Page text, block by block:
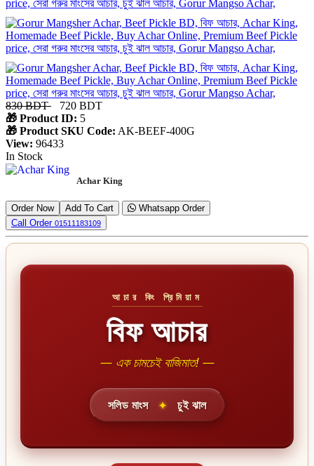
830 BDT
720 BDT
🎁 Product ID: 5
🎁 Product SKU Code: AK-BEEF-400G
View: 96433
In Stock
Achar King
Order Now Add To Cart
Whatsapp Order
Call Order 01511183109
আচার কিং প্রিমিয়াম
বিফ আচার
— এক চামচেই বাজিমাত! —
সলিড মাংস ✦ চুই ঝাল